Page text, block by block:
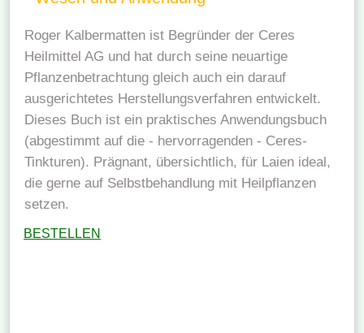
Roger Kalbermatten ist Begründer der Ceres
Heilmittel AG und hat durch seine neuartige
Pflanzenbetrachtung gleich auch ein darauf
ausgerichtetes Herstellungsverfahren entwickelt.
Dieses Buch ist ein praktisches Anwendungsbuch
(abgestimmt auf die - hervorragenden - Ceres-
Tinkturen). Prägnant, übersichtlich, für Laien ideal,
die gerne auf Selbstbehandlung mit Heilpflanzen
setzen.
BESTELLEN